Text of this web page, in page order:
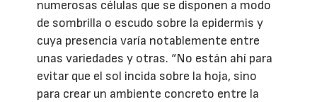
numerosas células que se disponen a modo
de sombrilla o escudo sobre la epidermis y
cuya presencia varía notablemente entre
unas variedades y otras. “No están ahí para
evitar que el sol incida sobre la hoja, sino
para crear un ambiente concreto entre la